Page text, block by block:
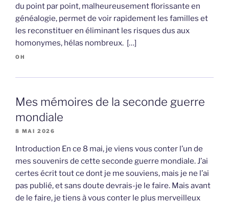
du point par point, malheureusement florissante en
généalogie, permet de voir rapidement les familles et
les reconstituer en éliminant les risques dus aux
homonymes, hélas nombreux. […]
OH
Mes mémoires de la seconde guerre
mondiale
8 MAI 2026
Introduction En ce 8 mai, je viens vous conter l’un de
mes souvenirs de cette seconde guerre mondiale. J’ai
certes écrit tout ce dont je me souviens, mais je ne l’ai
pas publié, et sans doute devrais-je le faire. Mais avant
de le faire, je tiens à vous conter le plus merveilleux